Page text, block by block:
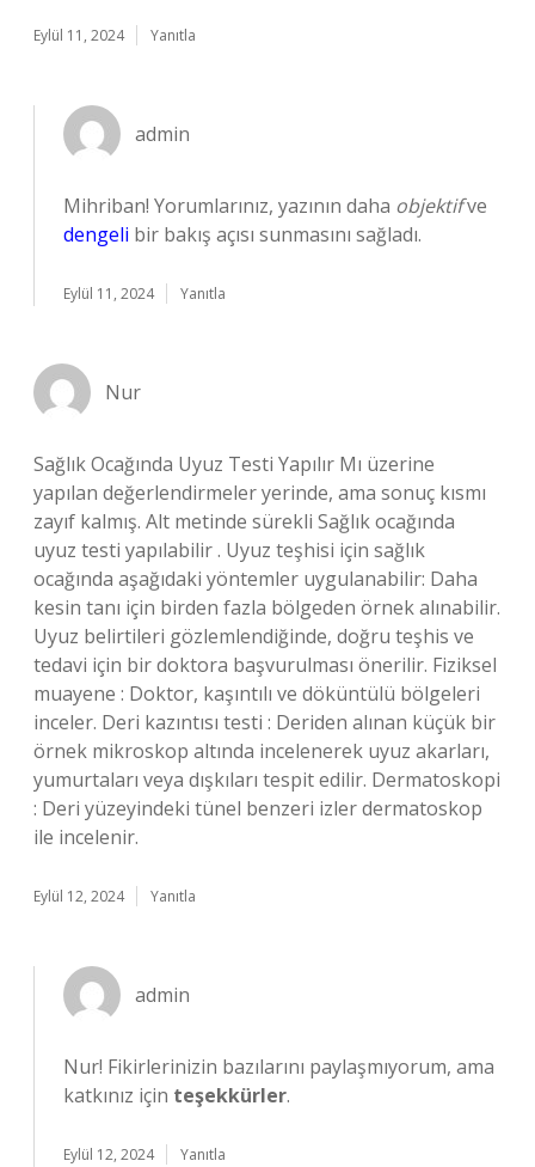
Eylül 11, 2024 Yanıtla
admin
Mihriban! Yorumlarınız, yazının daha objektifve
dengeli bir bakış açısı sunmasını sağladı.
Eylül 11, 2024 Yanıtla
Nur
Sağlık Ocağında Uyuz Testi Yapılır Mı üzerine
yapılan değerlendirmeler yerinde, ama sonuç kısmı
zayıf kalmış. Alt metinde sürekli Sağlık ocağında
uyuz testi yapılabilir . Uyuz teşhisi için sağlık
ocağında aşağıdaki yöntemler uygulanabilir: Daha
kesin tanı için birden fazla bölgeden örnek alınabilir.
Uyuz belirtileri gözlemlendiğinde, doğru teşhis ve
tedavi için bir doktora başvurulması önerilir. Fiziksel
muayene : Doktor, kaşıntılı ve döküntülü bölgeleri
inceler. Deri kazıntısı testi : Deriden alınan küçük bir
örnek mikroskop altında incelenerek uyuz akarları,
yumurtaları veya dışkıları tespit edilir. Dermatoskopi
: Deri yüzeyindeki tünel benzeri izler dermatoskop
ile incelenir.
Eylül 12, 2024 Yanıtla
admin
Nur! Fikirlerinizin bazılarını paylaşmıyorum, ama
katkınız için teşekkürler.
Eylül 12, 2024 Yanıtla